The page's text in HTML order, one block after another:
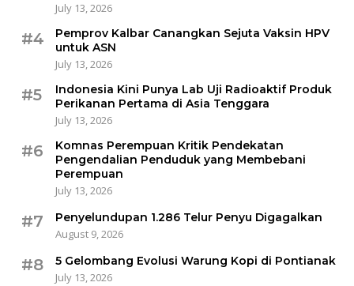
July 13, 2026
#4
Pemprov Kalbar Canangkan Sejuta Vaksin HPV
untuk ASN
July 13, 2026
#5
Indonesia Kini Punya Lab Uji Radioaktif Produk
Perikanan Pertama di Asia Tenggara
July 13, 2026
#6
Komnas Perempuan Kritik Pendekatan
Pengendalian Penduduk yang Membebani
Perempuan
July 13, 2026
#7
Penyelundupan 1.286 Telur Penyu Digagalkan
August 9, 2026
#8
5 Gelombang Evolusi Warung Kopi di Pontianak
July 13, 2026